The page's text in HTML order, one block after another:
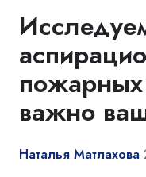
важно
Наталья Матлахова